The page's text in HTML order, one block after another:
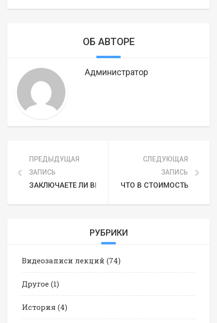
ОБ АВТОРЕ
Администратор
ПРЕДЫДУЩАЯ
ЗАПИСЬ
ЗАКЛЮЧАЕТЕ ЛИ ВЫ ДОГОВОР?
СЛЕДУЮЩАЯ
ЗАПИСЬ
ЧТО В СТОИМОСТЬ НЕ
РУБРИКИ
Видеозаписи лекций (74)
Другое (1)
История (4)